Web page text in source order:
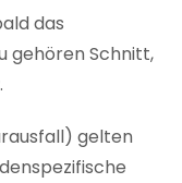
das
gehören Schnitt,
gelten